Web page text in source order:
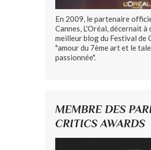
En 2009, le partenaire
Cannes, L'Oréal, décernait à
meilleur blog du Festival de
"amour du 7ème art et le
passionnée".
MEMBRE DES
CRITICS AWARDS